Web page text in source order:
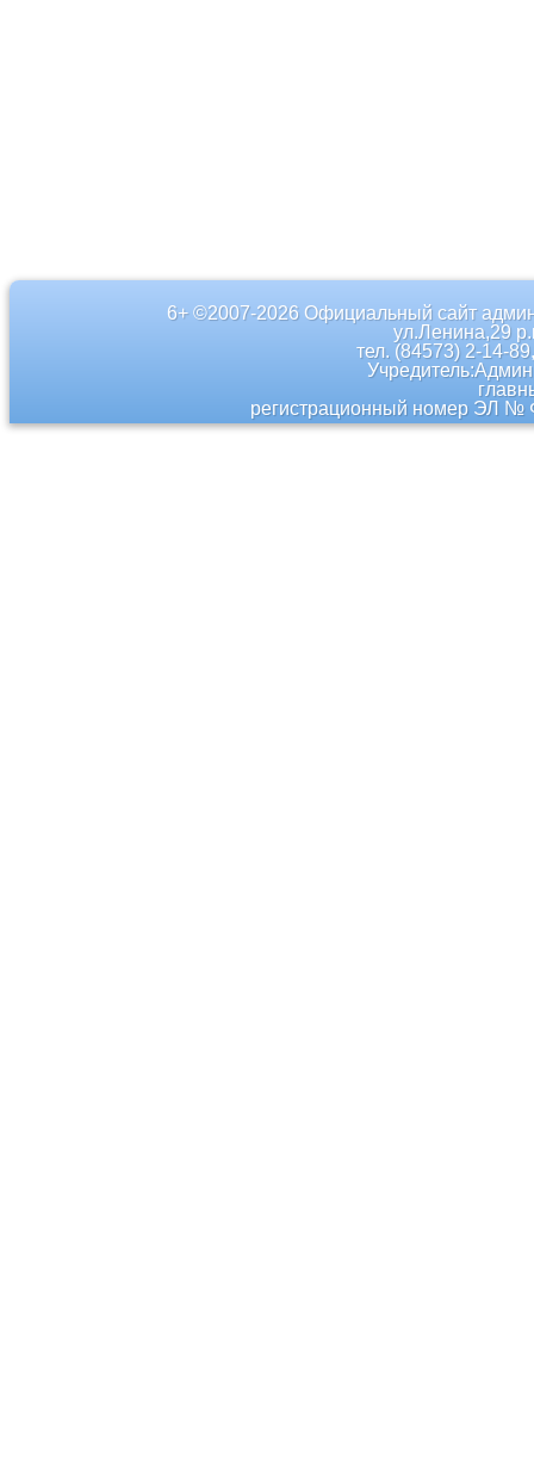
6+ ©2007-2026 Официальный сайт
ул.Ленина,29
тел. (84573) 2-14-
регистрационный номер ЭЛ №